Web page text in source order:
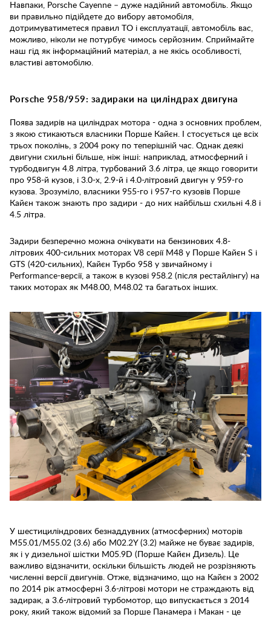
Навпаки, Porsche Cayenne – дуже надійний автомобіль. Якщо
ви правильно підійдете до вибору автомобіля,
дотримуватиметеся правил ТО і експлуатації, автомобіль вас,
можливо, ніколи не потурбує чимось серйозним. Сприймайте
наш гід як інформаційний матеріал, а не якісь особливості,
властиві автомобілю.
Porsche 958/959: задираки на циліндрах двигуна
Поява задирів на циліндрах мотора - одна з основних проблем,
з якою стикаються власники Порше Кайєн. І стосується це всіх
трьох поколінь, з 2004 року по теперішній час. Однак деякі
двигуни схильні більше, ніж інші: наприклад, атмосферний і
турбодвигун 4.8 літра, турбований 3.6 літра, це якщо говорити
про 958-й кузов, і 3.0-х, 2.9-й і 4.0-літровий двигун у 959-го
кузова. Зрозуміло, власники 955-го і 957-го кузовів Порше
Кайєн також знають про задири - до них найбільш схильні 4.8 і
4.5 літра.
Задири безперечно можна очікувати на бензинових 4.8-
літрових 400-сильних моторах V8 серії M48 у Порше Кайєн S і
GTS (420-сильних), Кайєн Турбо 958 у звичайному і
Performance-версії, а також в кузові 958.2 (після рестайлінгу) на
таких моторах як M48.00, M48.02 та багатьох інших.
У шестициліндрових безнаддувних (атмосферних) моторів
M55.01/M55.02 (3.6) або M02.2Y (3.2) майже не буває задирів,
як і у дизельної шістки M05.9D (Порше Кайєн Дизель). Це
важливо відзначити, оскільки більшість людей не розрізняють
численні версії двигунів. Отже, відзначимо, що на Кайєн з 2002
по 2014 рік атмосферні 3.6-літрові мотори не страждають від
задирак, а 3.6-літровий турбомотор, що випускається з 2014
року, який також відомий за Порше Панамера і Макан - це